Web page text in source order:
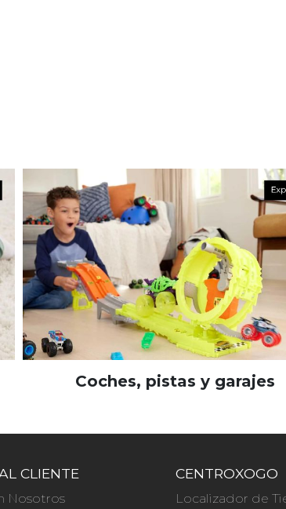
Coches, pistas y garajes
CLIENTE
Nosotros
CENTROXOGO
Localizador de